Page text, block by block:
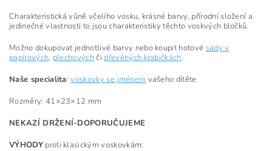
Charakteristická vůně včelího vosku, krásné barvy, přírodní složení a
jedinečné vlastnosti to jsou charakteristiky těchto voskvých bločků.
Možno dokupovat jednotlivé barvy nebo koupit hotové sady v
papírových, plechovýchčidřevěných krabičkách.
Naše specialita:voskovky se jménem vašeho dítěte
Rozměry: 41×23×12 mm
NEKAZÍ DRŽENÍ-DOPORUČUJEME
VÝHODYproti klasickým voskovkám: